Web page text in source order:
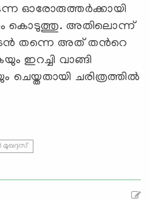
ഓരോരുത്തർക്കായി
കൊടുത്തു. അതിലൊന്ന്
തന്നെ അത് തൻറെ
ഇറച്ചി വാങ്ങി
ചെയ്തതായി ചരിത്രത്തില്‍